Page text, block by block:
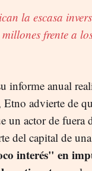
la escasa
frente a
informe anual
advierte de
un actor de fuera
del capital de
interés" en